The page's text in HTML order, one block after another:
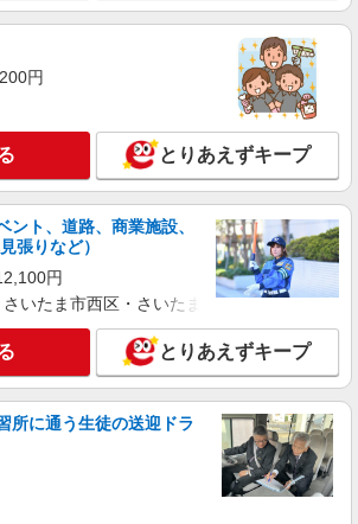
鎌倉市 最寄り駅：鎌倉
詳細を見る
2007817
駅／住宅型有料老人ホームSTAFF＊腰や
の負担少なめ◎
【正社員】月給240,000〜400,000円 ・基本
200,000円〜220,000円 ・資格手当：10,000〜
円 ・役職手当：10,000〜70,000円 ・処遇改
当：20,000〜60,000円（勤続年数、保有資格
より変動） ・固定残業手当：20,000円（10時
※固定残業時間を超過する場合には超過勤務
として別途支給 ・夜勤手当：10,000円/1回
給与とは別に支給） 下記資格をお持ちの方
・認知症介護基礎研修 ・初任者研修 ・実務
修 ・介護福祉士 など
鎌倉市内
詳細を見る
2097623
富士見町駅≫障がい者支援員さん募集★送
【正社員】月給240,000〜400,000円 ・基本
円
とりあえずキープ
ント、道路、商業施設、
張りなど）
円
いたま市西区・さいたま市岩槻区・久喜市・
とりあえずキープ
所に通う生徒の送迎ドラ